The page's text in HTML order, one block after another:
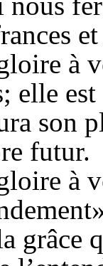
à
elle
son
futur.
à